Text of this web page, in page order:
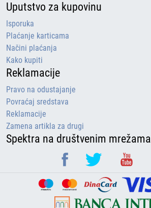
Uputstvo za kupovinu
Isporuka
Plaćanje karticama
Načini plaćanja
Kako kupiti
Reklamacije
Pravo na odustajanje
Povraćaj sredstava
Reklamacije
Zamena artikla za drugi
Spektra na društvenim mrežama